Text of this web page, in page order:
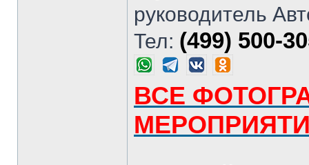
руководитель
Тел: (499) 500-
ВСЕ